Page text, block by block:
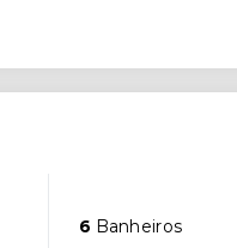
6 Banheiros